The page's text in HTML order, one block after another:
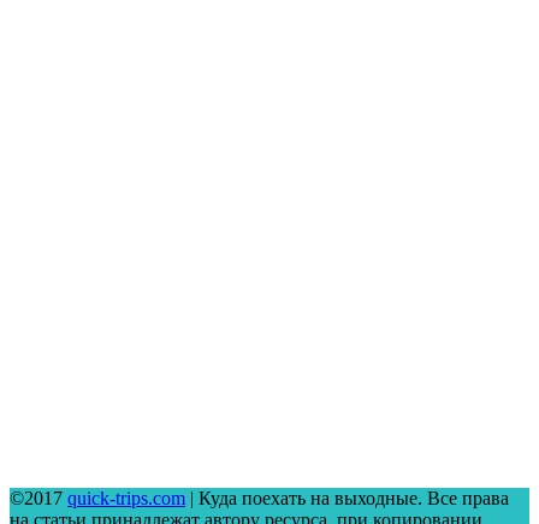
©2017 quick-trips.com | Куда поехать на выходные. Все права
на статьи принадлежат автору ресурса, при копировании